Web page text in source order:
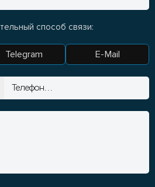
способ связи:
Telegram E-Mail